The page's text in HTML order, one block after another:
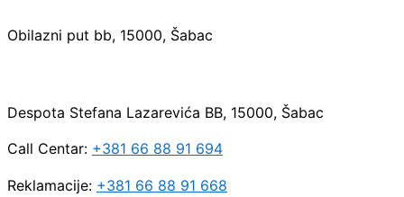
Obilazni put bb, 15000, Šabac
Despota Stefana Lazarevića BB, 15000, Šabac
Call Centar: +381 66 88 91 694
Reklamacije: +381 66 88 91 668